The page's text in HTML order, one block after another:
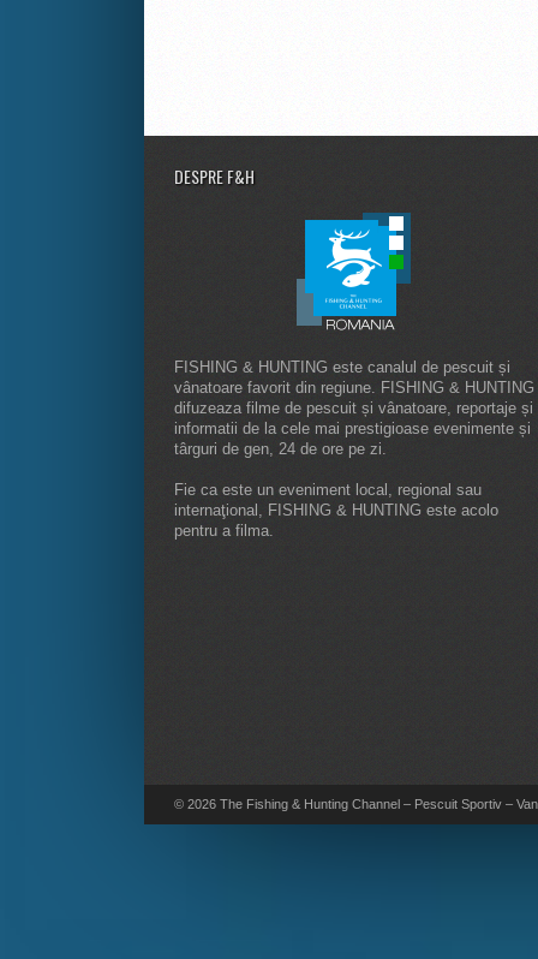
DESPRE F&H
FISHING & HUNTING este canalul de pescuit și
vânatoare favorit din regiune. FISHING & HUNTING
difuzeaza filme de pescuit și vânatoare, reportaje și
informatii de la cele mai prestigioase evenimente și
târguri de gen, 24 de ore pe zi.
Fie ca este un eveniment local, regional sau
internaţional, FISHING & HUNTING este acolo
pentru a filma.
© 2026 The Fishing & Hunting Channel – Pescuit Sportiv –